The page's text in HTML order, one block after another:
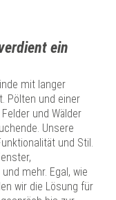
ein
mit langer
Pölten und einer
und Wälder
Unsere
und Stil.
mehr. Egal, wie
wir die Lösung für